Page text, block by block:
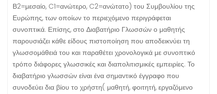
Β2=μεσαίο, C1=ανώτερο, C2=ανώτατο) του Συμβουλίου της
Ευρώπης, των οποίων το περιεχόμενο περιγράφεται
συνοπτικά. Επίσης, στο Διαβατήριο Γλωσσών ο μαθητής
παρουσιάζει κάθε είδους πιστοποίηση που αποδεικνύει τη
γλωσσομάθειά του και παραθέτει χρονολογικά με συνοπτικό
τρόπο διάφορες γλωσσικές και διαπολιτισμικές εμπειρίες. Το
διαβατήριο γλωσσών είναι ένα σημαντικό έγγραφο που
συνοδεύει δια βίου το χρήστη( μαθητή, φοιτητή, εργαζόμενο